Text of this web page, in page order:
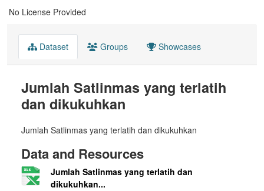
No License Provided
Dataset Groups Showcases
Jumlah Satlinmas yang terlatih
dan dikukuhkan
Jumlah Satlinmas yang terlatih dan dikukuhkan
Data and Resources
Jumlah Satlinmas yang terlatih dan
dikukuhkan...